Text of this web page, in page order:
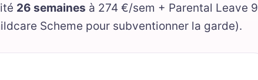
26 semaines à 274 €/sem + Parental Leave 9
Scheme pour subventionner la garde).